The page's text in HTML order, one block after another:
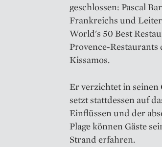
geschlossen: Pascal
Frankreichs und Leiter
World's 50 Best
Provence-Restaurants
Kissamos.
Er verzichtet in seinen
setzt stattdessen auf
Einflüssen und der
Plage können Gäste
Strand erfahren.